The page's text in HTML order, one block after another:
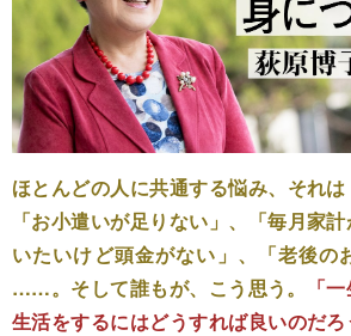
ほとんどの人に共通する悩み、それは
「お小遣いが足りない」、「毎月家
いたいけど頭金がない」、「老後の
……。そして誰もが、こう思う。
「
生活をするにはどうすれば良いのだろ